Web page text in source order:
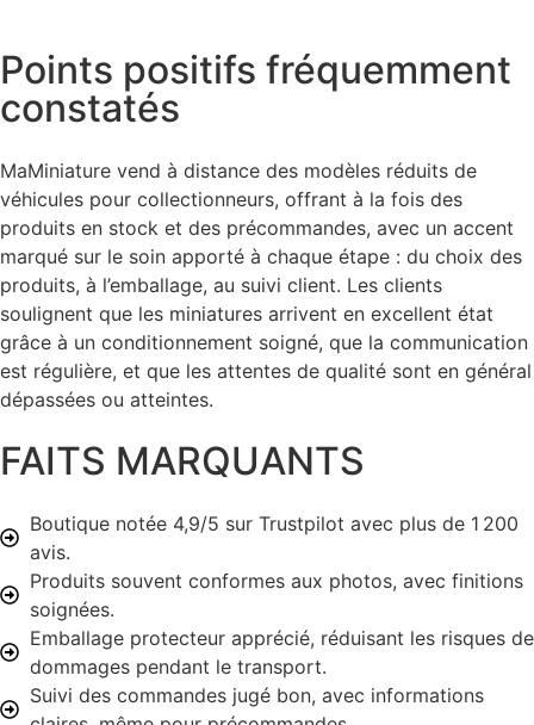
Points positifs fréquemment
constatés
MaMiniature vend à distance des modèles réduits de
véhicules pour collectionneurs, offrant à la fois des
produits en stock et des précommandes, avec un accent
marqué sur le soin apporté à chaque étape : du choix des
produits, à l’emballage, au suivi client. Les clients
soulignent que les miniatures arrivent en excellent état
grâce à un conditionnement soigné, que la communication
est régulière, et que les attentes de qualité sont en général
dépassées ou atteintes.
FAITS MARQUANTS
Boutique notée 4,9/5 sur Trustpilot avec plus de 1 200
avis.
Produits souvent conformes aux photos, avec finitions
soignées.
Emballage protecteur apprécié, réduisant les risques de
dommages pendant le transport.
Suivi des commandes jugé bon, avec informations